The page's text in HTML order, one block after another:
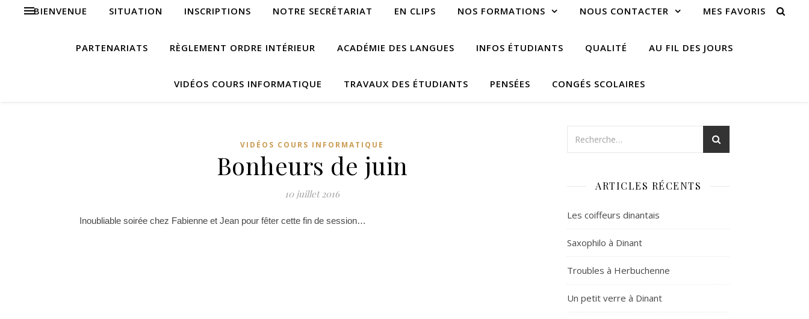
BIENVENUE SITUATION INSCRIPTIONS NOTRE SECRÉTARIAT EN CLIPS NOS FORMATIONS NOUS CONTACTER MES FAVORIS
PARTENARIATS RÈGLEMENT ORDRE INTÉRIEUR ACADÉMIE DES LANGUES INFOS ÉTUDIANTS QUALITÉ AU FIL DES JOURS
VIDÉOS COURS INFORMATIQUE TRAVAUX DES ÉTUDIANTS PENSÉES CONGÉS SCOLAIRES
VIDÉOS COURS INFORMATIQUE
Bonheurs de juin
10 juillet 2016
Inoubliable soirée chez Fabienne et Jean pour fêter cette fin de session…
ARTICLES RÉCENTS
Les coiffeurs dinantais
Saxophilo à Dinant
Troubles à Herbuchenne
Un petit verre à Dinant